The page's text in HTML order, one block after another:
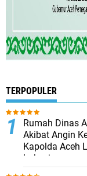
TERPOPULER
Rumah Dinas
Akibat Angin
Kapolda Aceh
Lokasi